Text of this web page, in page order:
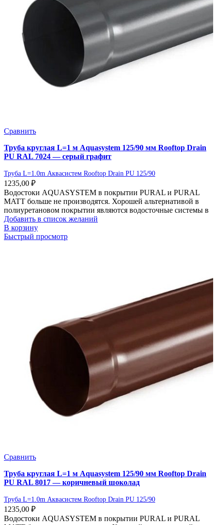
Сравнить
Труба круглая L=1 м Aquasystem 125/90 мм Rooftop Drain
PU RAL 7024 — серый графит
Труба L=1.0m Аквасистем Rooftop Drain PU 125/90
1235,00 ₽
Водостоки AQUASYSTEM в покрытии PURAL и PURAL
MATT больше не производятся. Хорошей альтернативой в
полиуретановом покрытии являются водосточные системы в
Добавить в список желаний
В корзину
Быстрый просмотр
Сравнить
Труба круглая L=1 м Aquasystem 125/90 мм Rooftop Drain
PU RAL 8017 — коричневый шоколад
Труба L=1.0m Аквасистем Rooftop Drain PU 125/90
1235,00 ₽
Водостоки AQUASYSTEM в покрытии PURAL и PURAL